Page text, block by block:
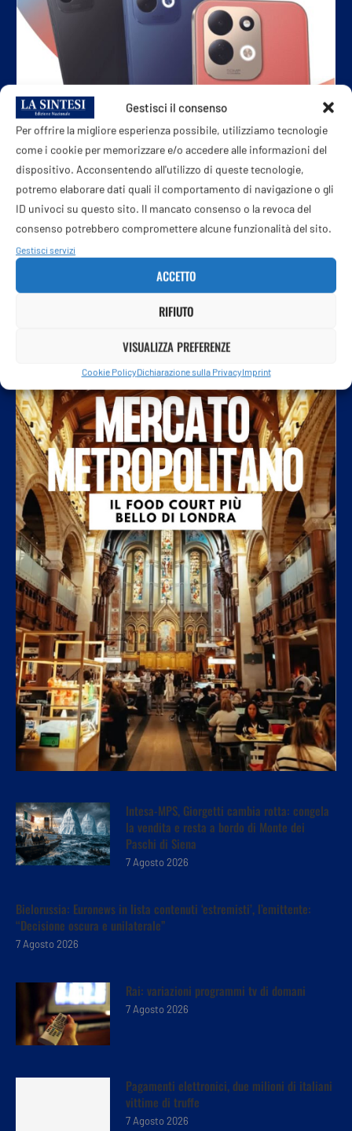
Gestisci il consenso
Per offrire la migliore esperienza possibile, utilizziamo tecnologie
come i cookie per memorizzare e/o accedere alle informazioni del
dispositivo. Acconsentendo all'utilizzo di queste tecnologie,
potremo elaborare dati quali il comportamento di navigazione o gli
ID univoci su questo sito. Il mancato consenso o la revoca del
consenso potrebbero compromettere alcune funzionalità del sito.
Gestisci servizi
ACCETTO
RIFIUTO
VISUALIZZA PREFERENZE
Cookie PolicyDichiarazione sulla PrivacyImprint
Xiaomi Redmi 17 Series: batteria da 7.500 mAh...
7 Agosto 2026
Intesa-MPS, Giorgetti cambia rotta: congela
la vendita e resta a bordo di Monte dei
Paschi di Siena
7 Agosto 2026
Bielorussia: Euronews in lista contenuti ‘estremisti’, l’emittente:
“Decisione oscura e unilaterale”
7 Agosto 2026
Rai: variazioni programmi tv di domani
7 Agosto 2026
Pagamenti elettronici, due milioni di italiani
vittime di truffe
7 Agosto 2026